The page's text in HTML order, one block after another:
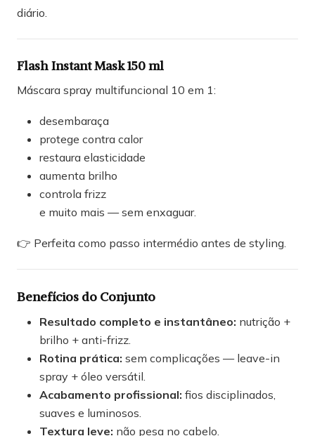
diário.
Flash Instant Mask 150 ml
Máscara spray multifuncional 10 em 1:
desembaraça
protege contra calor
restaura elasticidade
aumenta brilho
controla frizz
e muito mais — sem enxaguar.
👉 Perfeita como passo intermédio antes de styling.
Benefícios do Conjunto
Resultado completo e instantâneo: nutrição +
brilho + anti-frizz.
Rotina prática: sem complicações — leave-in
spray + óleo versátil.
Acabamento profissional: fios disciplinados,
suaves e luminosos.
Textura leve: não pesa no cabelo.